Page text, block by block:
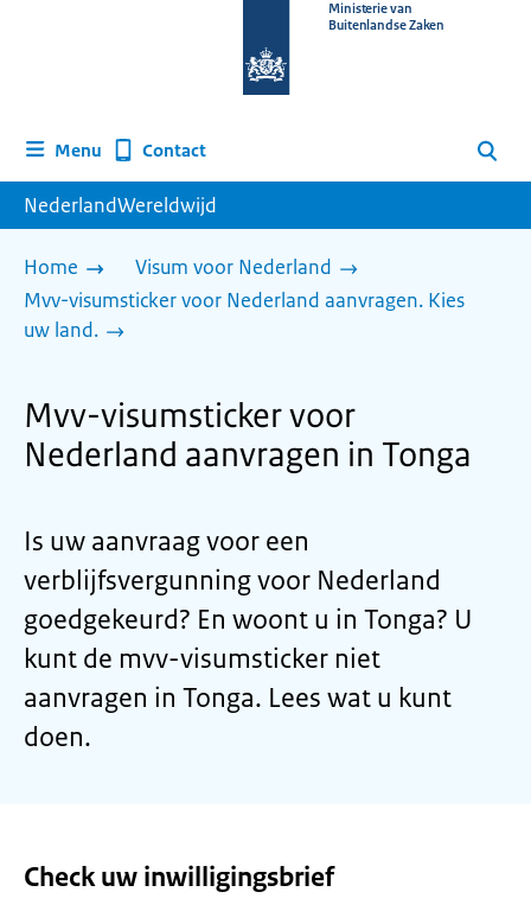
homepage
Ministerie van
Buitenlandse Zaken
Menu Contact Zoeken
NederlandWereldwijd
Home
Visum voor Nederland
Mvv-visumsticker voor Nederland aanvragen. Kies
uw land.
Mvv-visumsticker voor
Nederland aanvragen in Tonga
Is uw aanvraag voor een
verblijfsvergunning voor Nederland
goedgekeurd? En woont u in Tonga? U
kunt de mvv-visumsticker niet
aanvragen in Tonga. Lees wat u kunt
doen.
Check uw inwilligingsbrief